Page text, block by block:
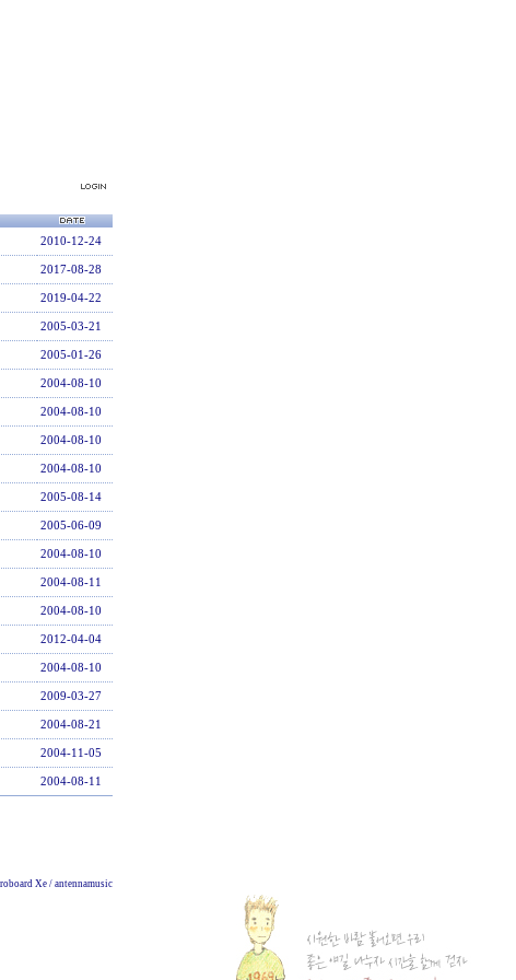
2010-12-24
2017-08-28
2019-04-22
2005-03-21
2005-01-26
2004-08-10
2004-08-10
2004-08-10
2004-08-10
2005-08-14
2005-06-09
2004-08-10
2004-08-11
2004-08-10
2012-04-04
2004-08-10
2009-03-27
2004-08-21
2004-11-05
2004-08-11
Xe / antennamusic